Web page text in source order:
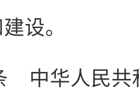
设。
中华人民共